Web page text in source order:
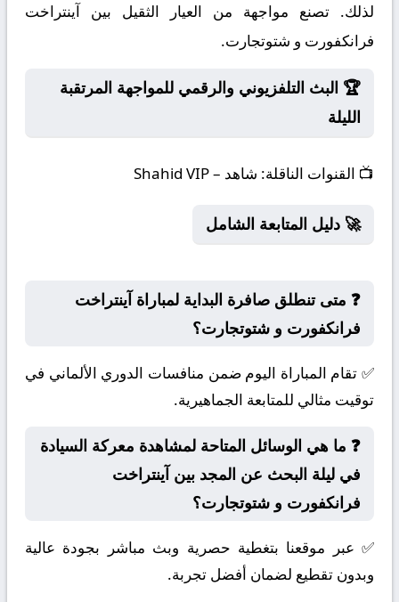
لذلك. تصنع مواجهة من العيار الثقيل بين آينتراخت
فرانكفورت و شتوتجارت.
🏆 البث التلفزيوني والرقمي للمواجهة المرتقبة
الليلة
📺 القنوات الناقلة: شاهد – Shahid VIP
🚀 دليل المتابعة الشامل
❓ متى تنطلق صافرة البداية لمباراة آينتراخت
فرانكفورت و شتوتجارت؟
✅ تقام المباراة اليوم ضمن منافسات الدوري الألماني في
توقيت مثالي للمتابعة الجماهيرية.
❓ ما هي الوسائل المتاحة لمشاهدة معركة السيادة
في ليلة البحث عن المجد بين آينتراخت
فرانكفورت و شتوتجارت؟
✅ عبر موقعنا بتغطية حصرية وبث مباشر بجودة عالية
وبدون تقطيع لضمان أفضل تجربة.